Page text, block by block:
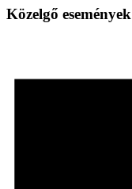
Közelgő események